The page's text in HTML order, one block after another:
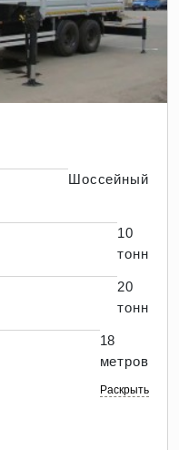
Шоссейный
10
тонн
20
тонн
18
метров
Раскрыть